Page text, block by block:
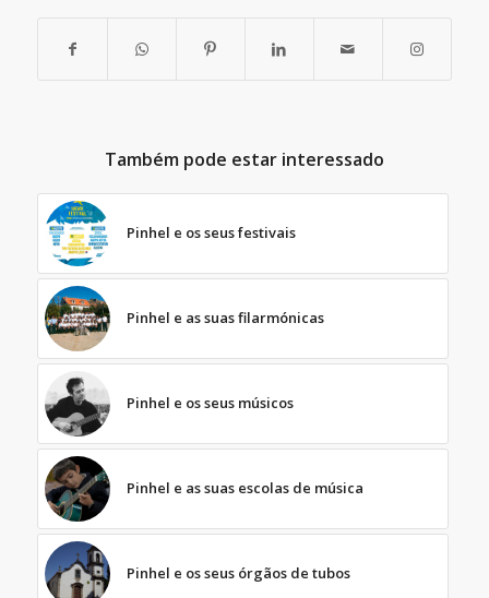
Também pode estar interessado
Pinhel e os seus festivais
Pinhel e as suas filarmónicas
Pinhel e os seus músicos
Pinhel e as suas escolas de música
Pinhel e os seus órgãos de tubos